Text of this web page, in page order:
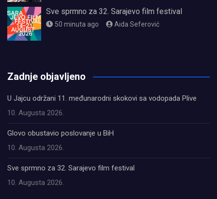
Sve sprmno za 32. Sarajevo film festival
50 minuta ago Aida Seferović
Zadnje objavljeno
U Jajcu održani 11. međunarodni skokovi sa vodopada Plive
10. Augusta 2026.
Glovo obustavio poslovanje u BiH
10. Augusta 2026.
Sve sprmno za 32. Sarajevo film festival
10. Augusta 2026.